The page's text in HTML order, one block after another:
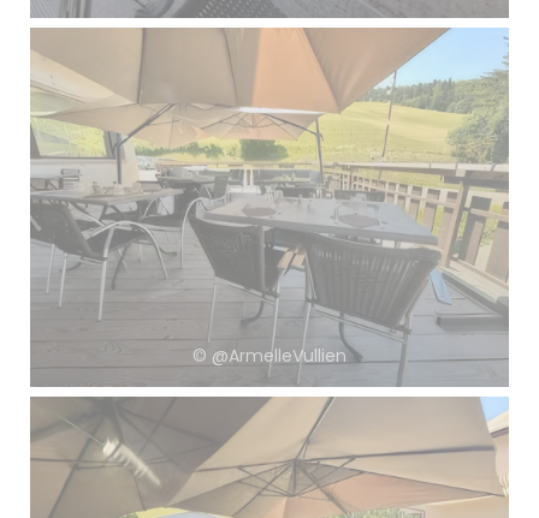
© @ArmelleVullien